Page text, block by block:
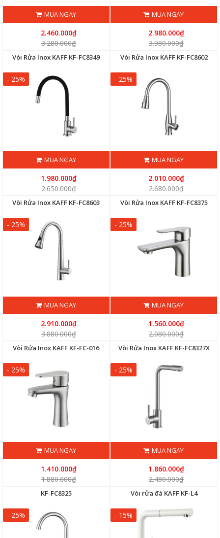
MUA NGAY
2.460.000₫
3.280.000₫
MUA NGAY
2.980.000₫
3.980.000₫
Vòi Rửa Inox KAFF KF-FC8349
- 25%
MUA NGAY
1.980.000₫
2.650.000₫
Vòi Rửa Inox KAFF KF-FC8602
- 25%
MUA NGAY
2.010.000₫
2.680.000₫
Vòi Rửa Inox KAFF KF-FC8603
- 25%
MUA NGAY
2.910.000₫
3.880.000₫
Vòi Rửa Inox KAFF KF-FC8375
- 25%
MUA NGAY
1.560.000₫
2.080.000₫
Vòi Rửa Inox KAFF KF-FC-016
- 25%
MUA NGAY
1.410.000₫
1.880.000₫
Vòi Rửa Inox KAFF KF-FC8327X
- 25%
MUA NGAY
1.860.000₫
2.480.000₫
KF-FC8325
- 25%
Vòi rửa đá KAFF KF-L4
- 15%